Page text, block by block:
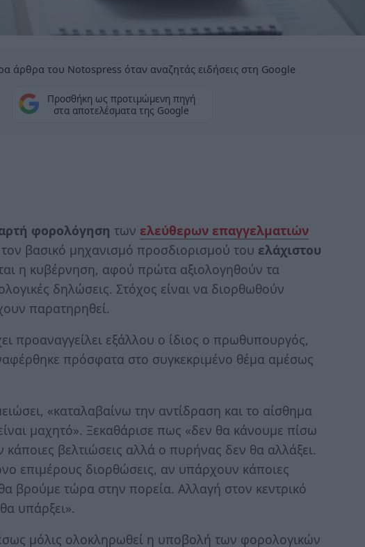
άρθρα του Notospress όταν αναζητάς ειδήσεις στη Google
Προσθήκη ως προτιμώμενη πηγή
στα αποτελέσματα της Google
φορολόγηση των ελεύθερων επαγγελματιών
βασικό μηχανισμό προσδιορισμού του ελάχιστου
η κυβέρνηση, αφού πρώτα αξιολογηθούν τα
δηλώσεις. Στόχος είναι να διορθωθούν
παρατηρηθεί.
προαναγγείλει εξάλλου ο ίδιος ο πρωθυπουργός,
πρόσφατα στο συγκεκριμένο θέμα αμέσως
«καταλαβαίνω την αντίδραση και το αίσθημα
μαχητό». Ξεκαθάρισε πως «δεν θα κάνουμε πίσω
βελτιώσεις αλλά ο πυρήνας δεν θα αλλάξει.
επιμέρους διορθώσεις, αν υπάρχουν κάποιες
βρούμε τώρα στην πορεία. Αλλαγή στον κεντρικό
υπάρξει».
μόλις ολοκληρωθεί η υποβολή των φορολογικών